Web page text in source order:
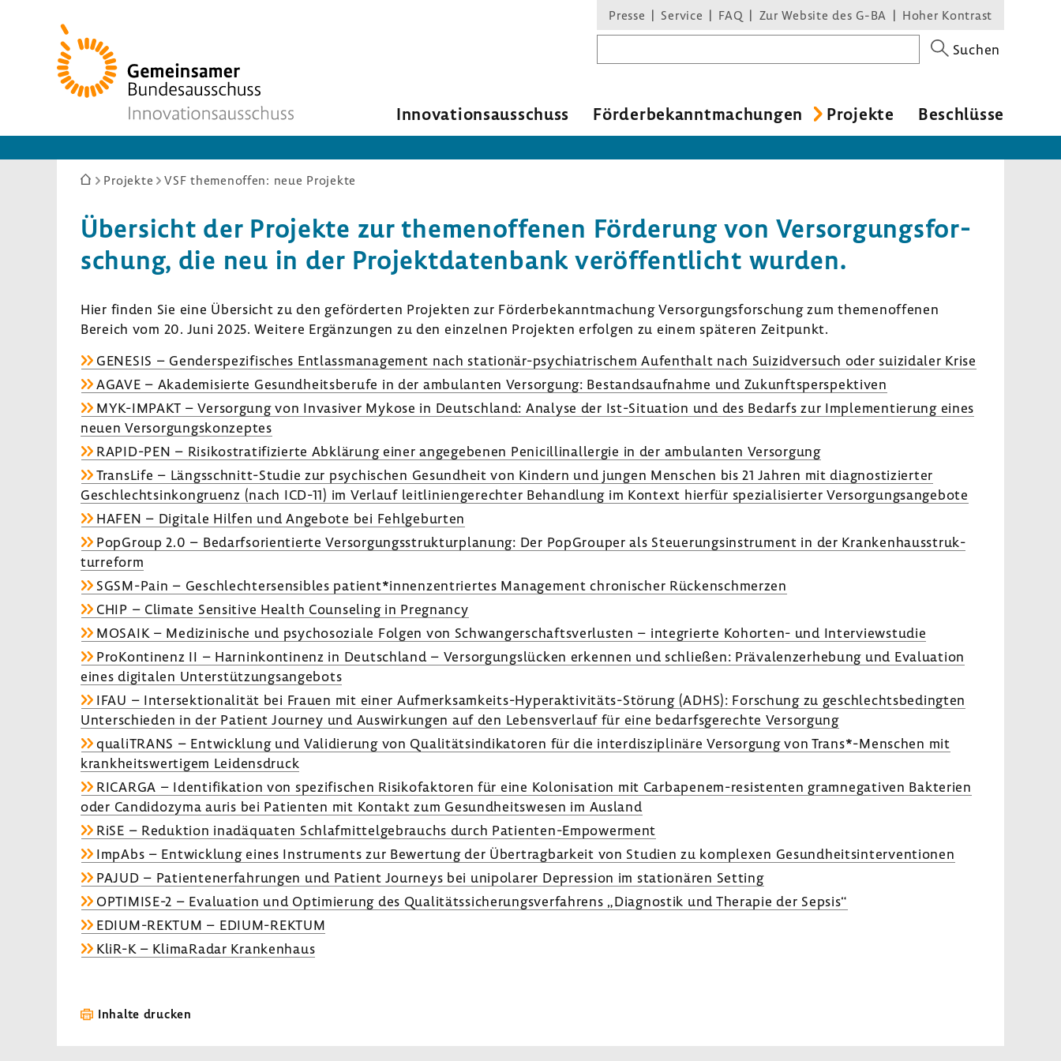
Zur
Startseite
Presse Service FAQ Zur Website des G-BA Hoher Kontrast
Suchen
Inno­va­ti­ons­aus­schuss Förder­be­kannt­ma­chungen Projekte Beschlüsse
Sie
hier:
Projekte VSF themenoffen: neue Projekte
Über­sicht der Projekte zur themen­of­fenen Förde­rung von Versor­gungs­for­
schung, die neu in der Projekt­da­ten­bank veröf­fent­licht wurden.
Hier finden Sie eine Über­sicht zu den geför­derten Projekten zur Förder­be­kannt­ma­chung Versor­gungs­for­schung zum themen­of­fenen
Bereich vom 20. Juni 2025. Weitere Ergän­zungen zu den einzelnen Projekten erfolgen zu einem späteren Zeit­punkt.
GENESIS – Gender­spe­zi­fi­sches Entlass­ma­nage­ment nach stationär-​psychiatrischem Aufent­halt nach Suizid­ver­such oder suizi­daler Krise
AGAVE – Akade­mi­sierte Gesund­heits­be­rufe in der ambu­lanten Versor­gung: Bestands­auf­nahme und Zukunfts­per­spek­tiven
MYK-​IMPAKT – Versor­gung von Inva­siver Mykose in Deutsch­land: Analyse der Ist-​Situation und des Bedarfs zur Imple­men­tie­rung eines
neuen Versor­gungs­kon­zeptes
RAPID-​PEN – Risi­ko­stra­ti­fi­zierte Abklä­rung einer ange­ge­benen Peni­cil­li­n­all­ergie in der ambu­lanten Versor­gung
Trans­Life – Längsschnitt-​Studie zur psychi­schen Gesund­heit von Kindern und jungen Menschen bis 21 Jahren mit diagnos­ti­zierter
Geschlecht­sin­kon­gruenz (nach ICD-11) im Verlauf leit­li­ni­en­ge­rechter Behand­lung im Kontext hierfür spezia­li­sierter Versor­gungs­an­ge­bote
HAFEN – Digi­tale Hilfen und Ange­bote bei Fehl­ge­burten
PopGroup 2.0 – Bedarfs­ori­en­tierte Versor­gungs­struk­tur­pla­nung: Der PopGrouper als Steue­rungs­in­stru­ment in der Kran­ken­haus­struk­
tur­re­form
SGSM-​Pain – Geschlech­ter­sen­si­bles patient*innen­zen­triertes Manage­ment chro­ni­scher Rücken­schmerzen
CHIP – Climate Sensi­tive Health Coun­se­ling in Pregnancy
MOSAIK – Medi­zi­ni­sche und psycho­so­ziale Folgen von Schwan­ger­schafts­ver­lusten – inte­grierte Kohorten-​ und Inter­view­studie
ProKon­ti­nenz II – Harn­in­kon­ti­nenz in Deutsch­land – Versor­gungs­lü­cken erkennen und schließen: Präva­len­zer­he­bung und Evalua­tion
eines digi­talen Unter­stüt­zungs­an­ge­bots
IFAU – Inter­sek­tio­na­lität bei Frauen mit einer Aufmerksamkeits-​Hyperaktivitäts-Störung (ADHS): Forschung zu geschlechts­be­dingten
Unter­schieden in der Patient Journey und Auswir­kungen auf den Lebens­ver­lauf für eine bedarfs­ge­rechte Versor­gung
quali­TRANS – Entwick­lung und Vali­die­rung von Quali­täts­in­di­ka­toren für die inter­dis­zi­pli­näre Versor­gung von Trans*-​Menschen mit
krank­heits­wer­tigem Leidens­druck
RICARGA – Iden­ti­fi­ka­tion von spezi­fi­schen Risi­ko­fak­toren für eine Kolo­ni­sa­tion mit Carbapenem-​resistenten gram­ne­ga­tiven Bakte­rien
oder Candi­do­zyma auris bei Pati­enten mit Kontakt zum Gesund­heits­wesen im Ausland
RiSE – Reduk­tion inad­äquaten Schlaf­mit­tel­ge­brauchs durch Patienten-​Empowerment
ImpAbs – Entwick­lung eines Instru­ments zur Bewer­tung der Über­trag­bar­keit von Studien zu komplexen Gesund­heits­in­ter­ven­tionen
PAJUD – Pati­en­ten­er­fah­rungen und Patient Jour­neys bei unipo­larer Depres­sion im statio­nären Setting
OPTIMISE-​2 – Evalua­tion und Opti­mie­rung des Quali­täts­si­che­rungs­ver­fah­rens „Diagnostik und Therapie der Sepsis“
EDIUM-​REKTUM – EDIUM-​REKTUM
KliR-K – Klima­Radar Kran­ken­haus
Inhalte drucken